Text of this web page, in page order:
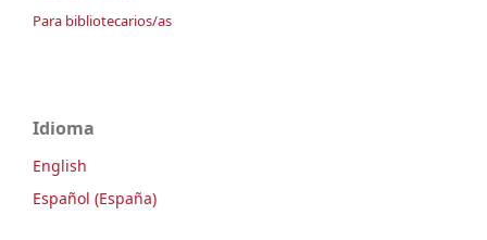
Para bibliotecarios/as
Idioma
English
Español (España)